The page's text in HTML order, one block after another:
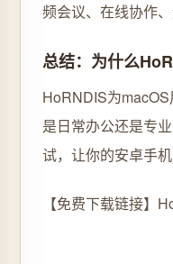
频会议、在线协作
总结：为什么
HoRNDIS为
是日常办公还是专
试，让你的安卓手
【免费下载链接】